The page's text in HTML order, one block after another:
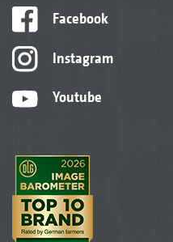
Facebook
Instagram
Youtube